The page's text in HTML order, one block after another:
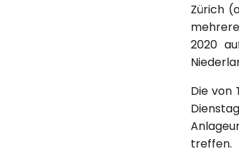
Zürich
2020
Die von
treffen.